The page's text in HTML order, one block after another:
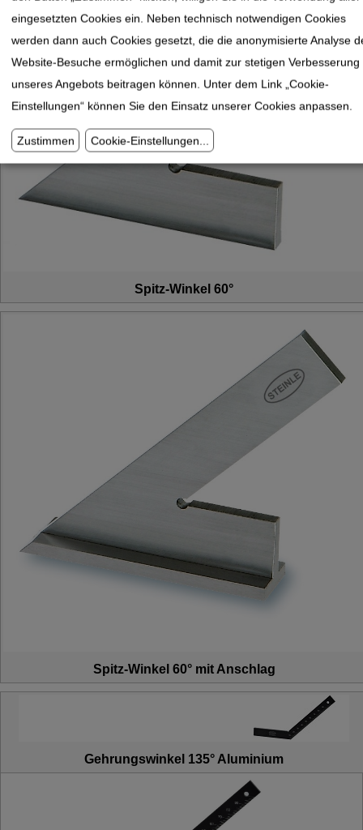
Spitz-Winkel 60°
Spitz-Winkel 60° mit Anschlag
Gehrungswinkel 135° Aluminium
eingesetzten Cookies ein. Neben technisch notwendigen Cookies
werden dann auch Cookies gesetzt, die die anonymisierte Analyse
Website-Besuche ermöglichen und damit zur stetigen Verbesserung
unseres Angebots beitragen können. Unter dem Link „Cookie-
Einstellungen“ können Sie den Einsatz unserer Cookies anpassen.
Zustimmen Cookie-Einstellungen...